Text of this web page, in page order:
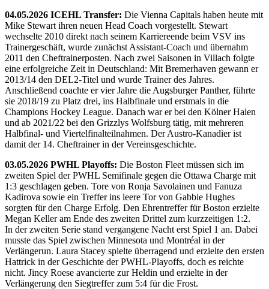
04.05.2026 ICEHL Transfer: Die Vienna Capitals haben heute mit
Mike Stewart ihren neuen Head Coach vorgestellt. Stewart
wechselte 2010 direkt nach seinem Karriereende beim VSV ins
Trainergeschäft, wurde zunächst Assistant-Coach und übernahm
2011 den Cheftrainerposten. Nach zwei Saisonen in Villach folgte
eine erfolgreiche Zeit in Deutschland: Mit Bremerhaven gewann er
2013/14 den DEL2-Titel und wurde Trainer des Jahres.
Anschließend coachte er vier Jahre die Augsburger Panther, führte
sie 2018/19 zu Platz drei, ins Halbfinale und erstmals in die
Champions Hockey League. Danach war er bei den Kölner Haien
und ab 2021/22 bei den Grizzlys Wolfsburg tätig, mit mehreren
Halbfinal- und Viertelfinalteilnahmen. Der Austro-Kanadier ist
damit der 14. Cheftrainer in der Vereinsgeschichte.
03.05.2026 PWHL Playoffs: Die Boston Fleet müssen sich im
zweiten Spiel der PWHL Semifinale gegen die Ottawa Charge mit
1:3 geschlagen geben. Tore von Ronja Savolainen und Fanuza
Kadirova sowie ein Treffer ins leere Tor von Gabbie Hughes
sorgten für den Charge Erfolg. Den Ehrentreffer für Boston erzielte
Megan Keller am Ende des zweiten Drittel zum kurzzeitigen 1:2.
In der zweiten Serie stand vergangene Nacht erst Spiel 1 an. Dabei
musste das Spiel zwischen Minnesota und Montréal in der
Verlängerun. Laura Stacey spielte überragend und erzielte den ersten
Hattrick in der Geschichte der PWHL-Playoffs, doch es reichte
nicht. Jincy Roese avancierte zur Heldin und erzielte in der
Verlängerung den Siegtreffer zum 5:4 für die Frost.